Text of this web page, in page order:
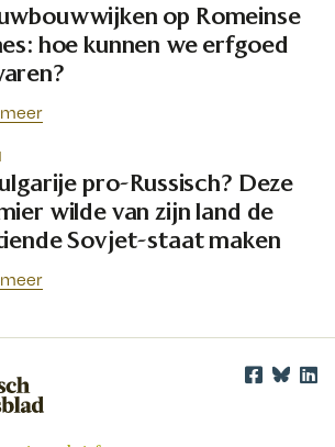
op Romeinse
hoe kunnen we erfgoed
pro-Russisch? Deze
wilde van zijn land de
Sovjet-staat maken